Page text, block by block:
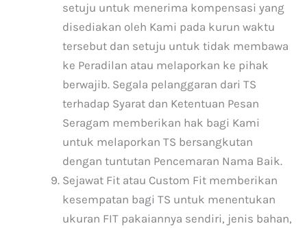
setuju untuk menerima kompensasi yang
disediakan oleh Kami pada kurun waktu
tersebut dan setuju untuk tidak membawa
ke Peradilan atau melaporkan ke pihak
berwajib. Segala pelanggaran dari TS
terhadap Syarat dan Ketentuan Pesan
Seragam memberikan hak bagi Kami
untuk melaporkan TS bersangkutan
dengan tuntutan Pencemaran Nama Baik.
Sejawat Fit atau Custom Fit memberikan
kesempatan bagi TS untuk menentukan
ukuran FIT pakaiannya sendiri, jenis bahan,